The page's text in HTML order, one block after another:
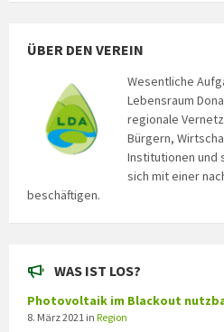
ÜBER DEN VEREIN
Wesentliche
Lebensraum
regionale
Bürgern,
Institutionen und
sich mit einer
beschäftigen.
WAS IST LOS?
Photovoltaik im Blackout
8. März 2021 in Region